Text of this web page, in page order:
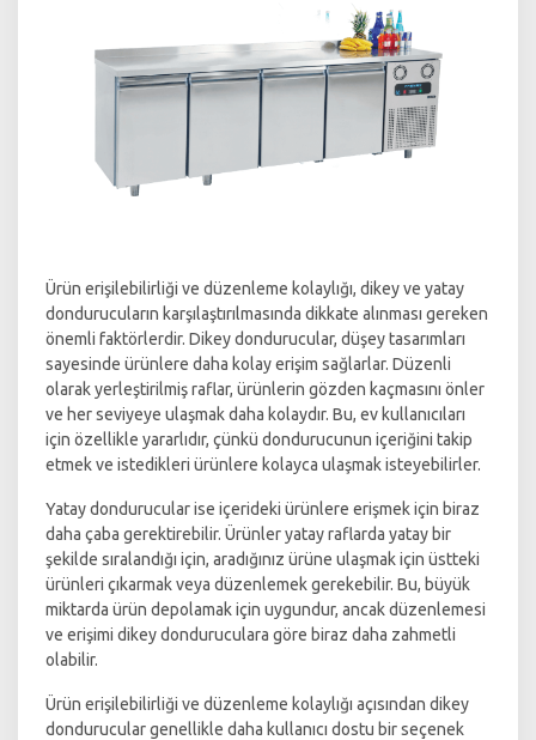
Ürün erişilebilirliği ve düzenleme kolaylığı, dikey ve yatay
dondurucuların karşılaştırılmasında dikkate alınması gereken
önemli faktörlerdir. Dikey dondurucular, düşey tasarımları
sayesinde ürünlere daha kolay erişim sağlarlar. Düzenli
olarak yerleştirilmiş raflar, ürünlerin gözden kaçmasını önler
ve her seviyeye ulaşmak daha kolaydır. Bu, ev kullanıcıları
için özellikle yararlıdır, çünkü dondurucunun içeriğini takip
etmek ve istedikleri ürünlere kolayca ulaşmak isteyebilirler.
Yatay dondurucular ise içerideki ürünlere erişmek için biraz
daha çaba gerektirebilir. Ürünler yatay raflarda yatay bir
şekilde sıralandığı için, aradığınız ürüne ulaşmak için üstteki
ürünleri çıkarmak veya düzenlemek gerekebilir. Bu, büyük
miktarda ürün depolamak için uygundur, ancak düzenlemesi
ve erişimi dikey donduruculara göre biraz daha zahmetli
olabilir.
Ürün erişilebilirliği ve düzenleme kolaylığı açısından dikey
dondurucular genellikle daha kullanıcı dostu bir seçenek